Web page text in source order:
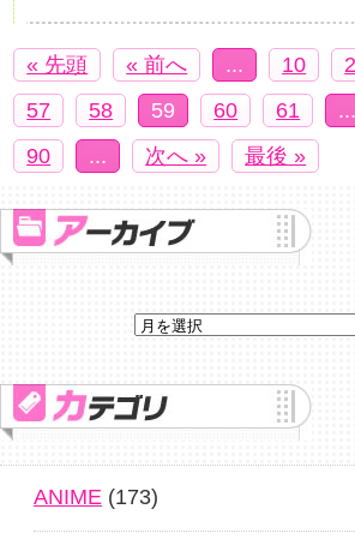
« 先頭 « 前へ ... 10
57
58 59 60 61 ...
90
... 次へ » 最後 »
ANIME (173)